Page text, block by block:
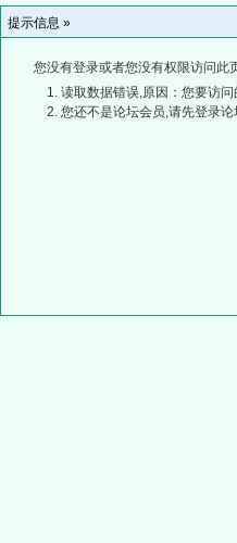
提示信息 »
您没有登录或者您没有权限访问此
读取数据错误,原因：您要访
您还不是论坛会员,请先登录论